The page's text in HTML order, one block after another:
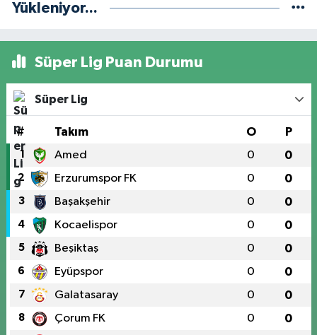
Yükleniyor...
Süper Lig Puan Durumu
Süper Lig
# Takım O P
1 Amed 0 0
2 Erzurumspor FK 0 0
3 Başakşehir 0 0
4 Kocaelispor 0 0
5 Beşiktaş 0 0
6 Eyüpspor 0 0
7 Galatasaray 0 0
8 Çorum FK 0 0